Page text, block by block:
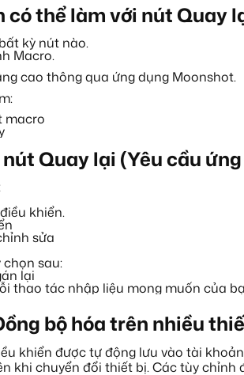
có thể làm với nút Quay
kỳ nút nào.
Macro.
cao thông qua ứng dụng Moonshot.
macro
Quay lại (Yêu cầu
khiển.
sửa
sau:
lại
thao tác nhập liệu mong muốn của
bộ hóa trên nhiều
khiển được tự động lưu vào tài
khi chuyển đổi thiết bị. Các tùy